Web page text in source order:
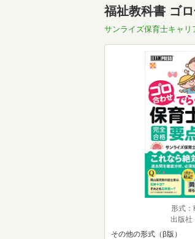
福祉教科書 ゴ
サンライズ保育士キャリ
形式
出版社
その他の形式（β版）